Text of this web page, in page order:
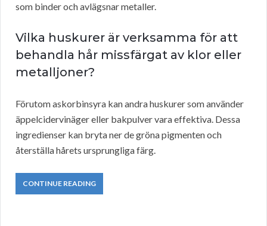
som binder och avlägsnar metaller.
Vilka huskurer är verksamma för att
behandla hår missfärgat av klor eller
metalljoner?
Förutom askorbinsyra kan andra huskurer som använder
äppelcidervinäger eller bakpulver vara effektiva. Dessa
ingredienser kan bryta ner de gröna pigmenten och
återställa hårets ursprungliga färg.
CONTINUE READING